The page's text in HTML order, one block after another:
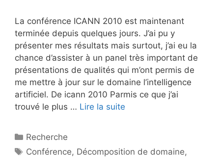
La conférence ICANN 2010 est maintenant
terminée depuis quelques jours. J’ai pu y
présenter mes résultats mais surtout, j’ai eu la
chance d’assister à un panel très important de
présentations de qualités qui m’ont permis de
me mettre à jour sur le domaine l’intelligence
artificiel. De icann 2010 Parmis ce que j’ai
trouvé le plus … Lire la suite
Catégories
Recherche
Étiquettes
Conférence, Décomposition de domaine,